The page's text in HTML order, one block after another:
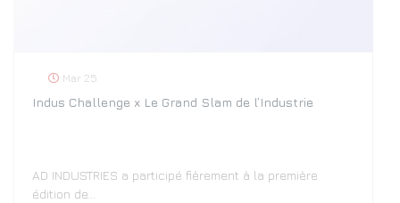
Mar 25
Indus Challenge x Le Grand Slam de l’Industrie
AD INDUSTRIES a participé fièrement à la première
édition de…